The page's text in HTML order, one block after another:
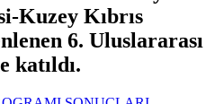
Kuzey Kıbrıs
6. Uluslararası
katıldı.